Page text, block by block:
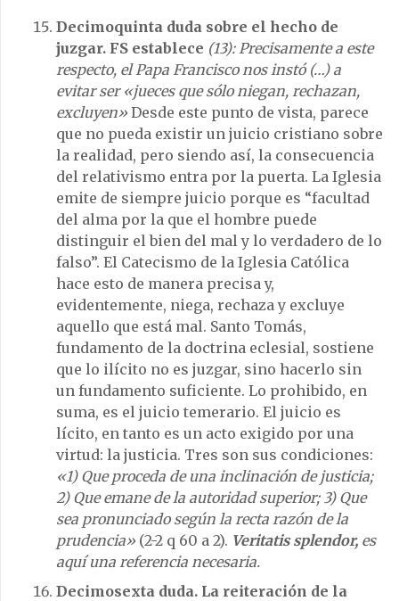
Decimoquinta duda sobre el hecho de
juzgar. FS establece (13): Precisamente a este
respecto, el Papa Francisco nos instó (…) a
evitar ser «jueces que sólo niegan, rechazan,
excluyen» Desde este punto de vista, parece
que no pueda existir un juicio cristiano sobre
la realidad, pero siendo así, la consecuencia
del relativismo entra por la puerta. La Iglesia
emite de siempre juicio porque es “facultad
del alma por la que el hombre puede
distinguir el bien del mal y lo verdadero de lo
falso”. El Catecismo de la Iglesia Católica
hace esto de manera precisa y,
evidentemente, niega, rechaza y excluye
aquello que está mal. Santo Tomás,
fundamento de la doctrina eclesial, sostiene
que lo ilícito no es juzgar, sino hacerlo sin
un fundamento suficiente. Lo prohibido, en
suma, es el juicio temerario. El juicio es
lícito, en tanto es un acto exigido por una
virtud: la justicia. Tres son sus condiciones:
«1) Que proceda de una inclinación de justicia;
2) Que emane de la autoridad superior; 3) Que
sea pronunciado según la recta razón de la
prudencia» (2-2 q 60 a 2). Veritatis splendor, es
aquí una referencia necesaria.
Decimosexta duda. La reiteración de la